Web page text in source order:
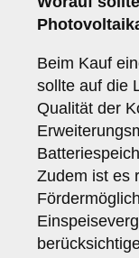
Beim Kauf
sollte auf die
Qualität der
Zudem ist es